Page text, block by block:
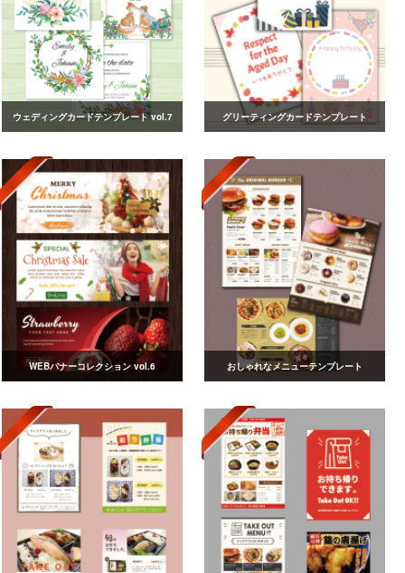
ウェディングカードテンプレート vol.7 グリーティングカードテンプレート
WEBバナーコレクション vol.6 おしゃれなメニューテンプレート